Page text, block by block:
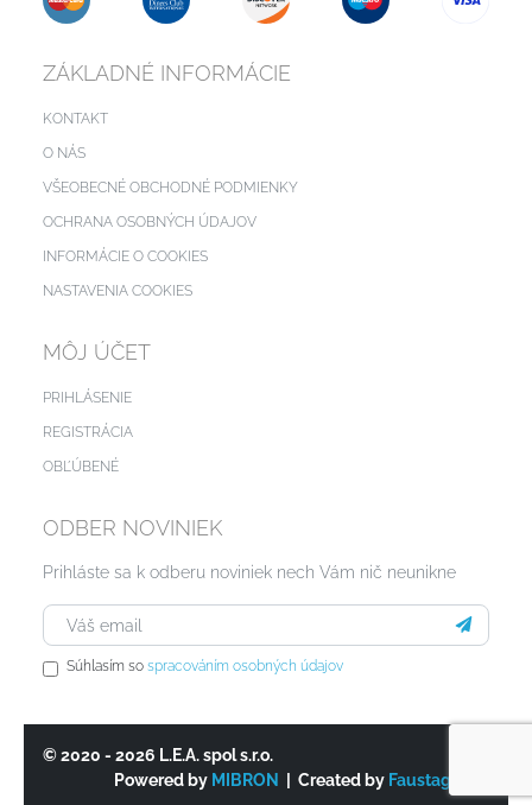
ZÁKLADNÉ INFORMÁCIE
KONTAKT
O NÁS
VŠEOBECNÉ OBCHODNÉ PODMIENKY
OCHRANA OSOBNÝCH ÚDAJOV
INFORMÁCIE O COOKIES
NASTAVENIA COOKIES
MÔJ ÚČET
PRIHLÁSENIE
REGISTRÁCIA
OBĽÚBENÉ
ODBER NOVINIEK
Prihláste sa k odberu noviniek nech Vám nič neunikne
Súhlasím so spracováním osobných údajov
© 2020 - 2026 L.E.A. spol s.r.o.
Powered by MIBRON | Created by Faustagency